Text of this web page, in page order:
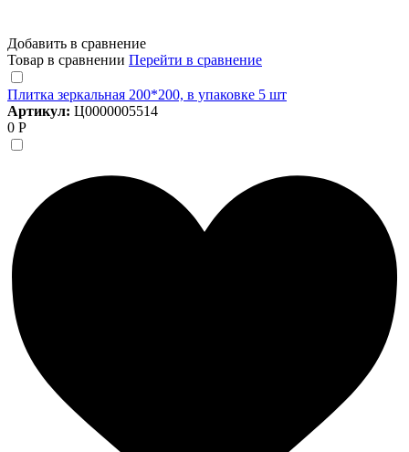
Добавить в сравнение
Товар в сравнении Перейти в сравнение
Плитка зеркальная 200*200, в упаковке 5 шт
Артикул: Ц0000005514
0 Р